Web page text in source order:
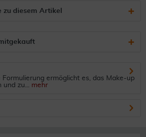
zu diesem Artikel
Formulierung ermöglicht es, das Make-up
und zu... mehr